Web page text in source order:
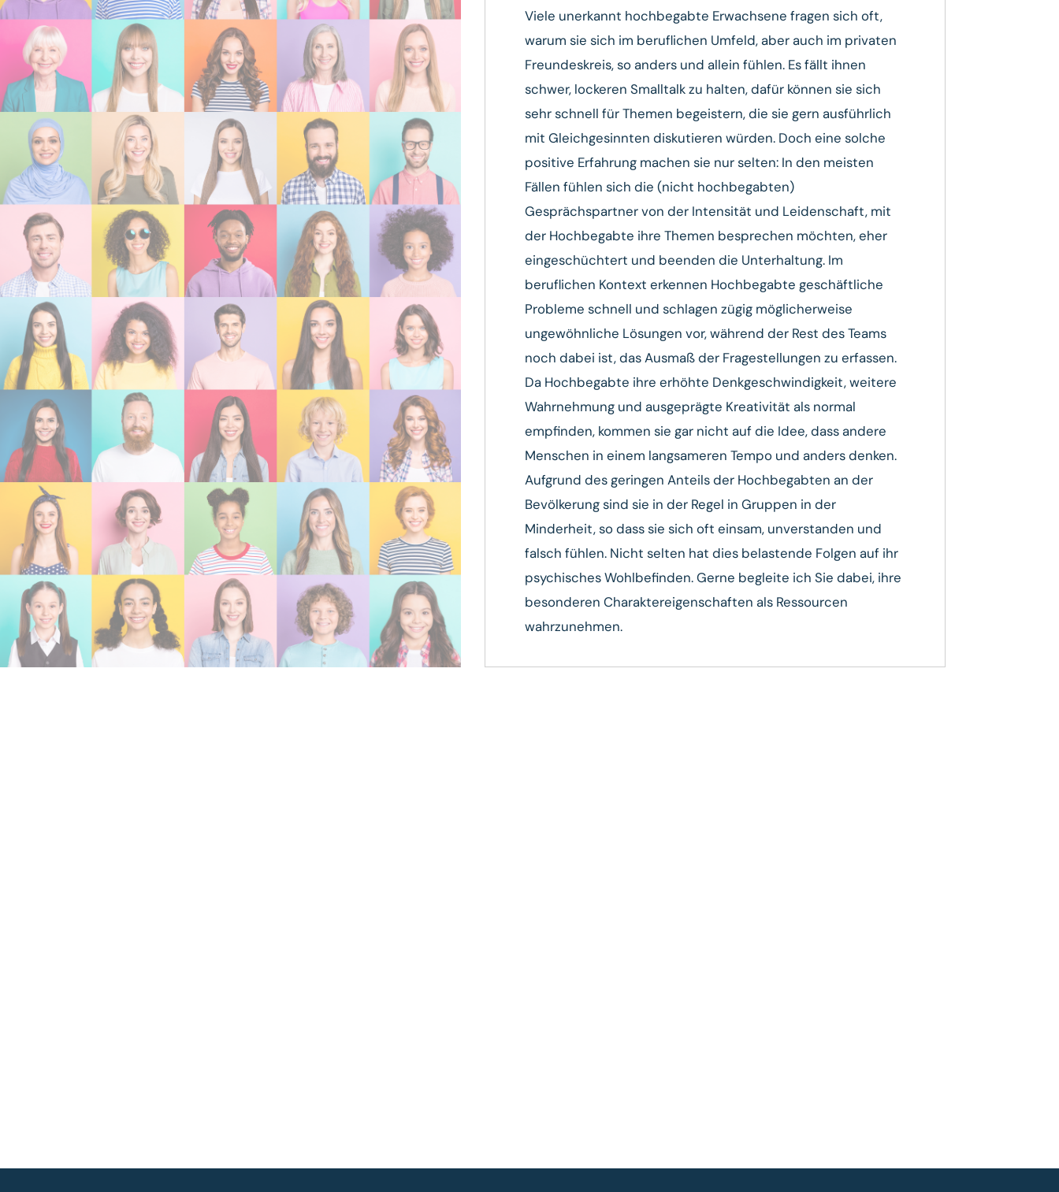
Viele unerkannt hochbegabte Erwachsene fragen sich oft,
warum sie sich im beruflichen Umfeld, aber auch im privaten
Freundeskreis, so anders und allein fühlen. Es fällt ihnen
schwer, lockeren Smalltalk zu halten, dafür können sie sich
sehr schnell für Themen begeistern, die sie gern ausführlich
mit Gleichgesinnten diskutieren würden. Doch eine solche
positive Erfahrung machen sie nur selten: In den meisten
Fällen fühlen sich die (nicht hochbegabten)
Gesprächspartner von der Intensität und Leidenschaft, mit
der Hochbegabte ihre Themen besprechen möchten, eher
eingeschüchtert und beenden die Unterhaltung. Im
beruflichen Kontext erkennen Hochbegabte geschäftliche
Probleme schnell und schlagen zügig möglicherweise
ungewöhnliche Lösungen vor, während der Rest des Teams
noch dabei ist, das Ausmaß der Fragestellungen zu erfassen.
Da Hochbegabte ihre erhöhte Denkgeschwindigkeit, weitere
Wahrnehmung und ausgeprägte Kreativität als normal
empfinden, kommen sie gar nicht auf die Idee, dass andere
Menschen in einem langsameren Tempo und anders denken.
Aufgrund des geringen Anteils der Hochbegabten an der
Bevölkerung sind sie in der Regel in Gruppen in der
Minderheit, so dass sie sich oft einsam, unverstanden und
falsch fühlen. Nicht selten hat dies belastende Folgen auf ihr
psychisches Wohlbefinden. Gerne begleite ich Sie dabei, ihre
besonderen Charaktereigenschaften als Ressourcen
wahrzunehmen.